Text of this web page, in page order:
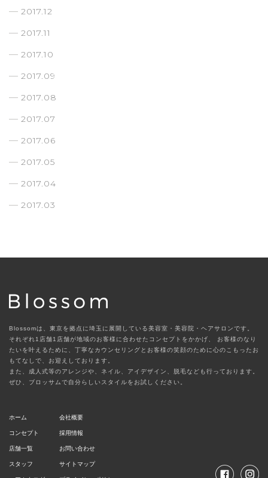
2017.12
2017.11
2017.10
2017.09
2017.08
2017.07
2017.06
2017.05
2017.04
2017.03
Blossomは、東京を拠点に埼玉に展開している美容室・美容院・ヘアサロンです。
それぞれ1店舗1店舗が地域のお客様に合わせたコンセプトをかかげ、
お客様のなり
たいを叶えるために、丁寧なカウンセリングとお客様の笑顔のために心のこもったお
もてなしで、お迎えしております。
また、成人式等のアレンジや、ネイル、アイデザイン、脱毛なども行っております。
ぜひ、ブロッサムで自分らしいスタイルをお試しください。
ホーム
コンセプト
店舗一覧
スタッフ
会社概要
採用情報
お問い合わせ
サイトマップ